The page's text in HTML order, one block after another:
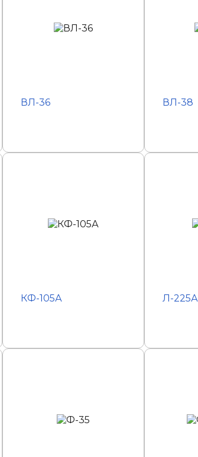
ВЛ-36 ВЛ-38
КФ-105А Л-225А